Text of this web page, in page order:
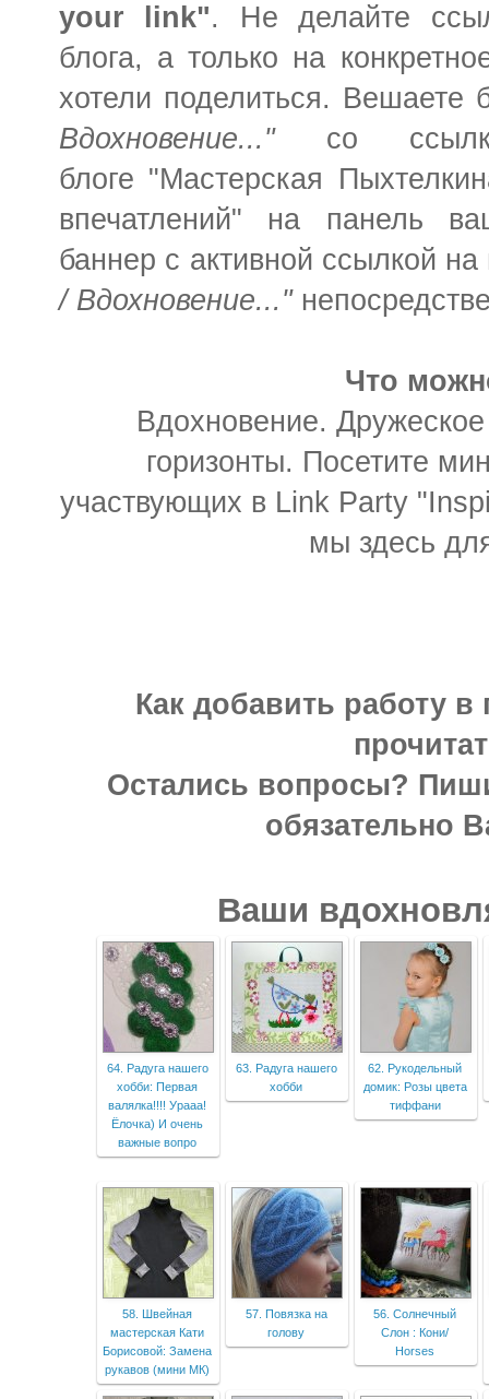
your link". Не делайте
блога, а только на
хотели поделиться. Вешаете
Вдохновение..."со
блоге "Мастерская
впечатлений" на панель
баннер с активной ссылкой
/ Вдохновение..."
Что
Вдохновение.
горизонты. Посетите
участвующих в Link Party
мы здесь
Как добавить работу
Остались вопросы?
обязательно
Ваши
64. Радуга нашего
хобби: Первая
валялка!!!! Урааа!
Ёлочка) И очень
важные вопро
63. Радуга нашего
хобби
62. Рукодельный
домик: Розы цвета
тиффани
58. Швейная
мастерская Кати
Борисовой: Замена
рукавов (мини МК)
57. Повязка на
голову
56. Солнечный
Слон : Кони/
Horses